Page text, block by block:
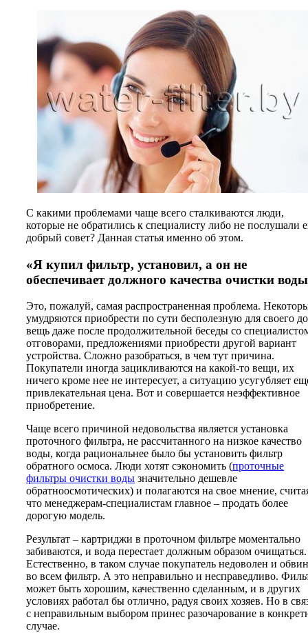
С какими проблемами чаще всего сталкиваются люди,
которые не обратились к специалисту либо не послушали
добрый совет? Данная статья именно об этом.
«Я купил фильтр, установил, а он не
обеспечивает должного качества очистки
Это, пожалуй, самая распространенная проблема.
умудряются приобрести по сути бесполезную для своего
вещь даже после продолжительной беседы со
отговорами, предложениями приобрести другой вариант
устройства. Сложно разобраться, в чем тут причина.
Покупатели иногда зацикливаются на какой-то вещи, их
ничего кроме нее не интересует, а ситуацию усугубляет
привлекательная цена. Вот и совершается неэффективное
приобретение.
Чаще всего причиной недовольства является установка
проточного фильтра, не рассчитанного на низкое качество
воды, когда рациональнее было бы установить фильтр
обратного осмоса. Люди хотят сэкономить (проточные
фильтры очистки воды значительно дешевле
обратноосмотических) и полагаются на свое мнение,
что менеджерам-специалистам главное – продать более
дорогую модель.
Результат – картриджи в проточном фильтре моментально
забиваются, и вода перестает должным образом очищаться.
Естественно, в таком случае покупатель недоволен и
во всем фильтр. А это неправильно и несправедливо.
может быть хорошим, качественно сделанным, и в других
условиях работал бы отлично, радуя своих хозяев. Но в
с неправильным выбором принес разочарование в
случае.